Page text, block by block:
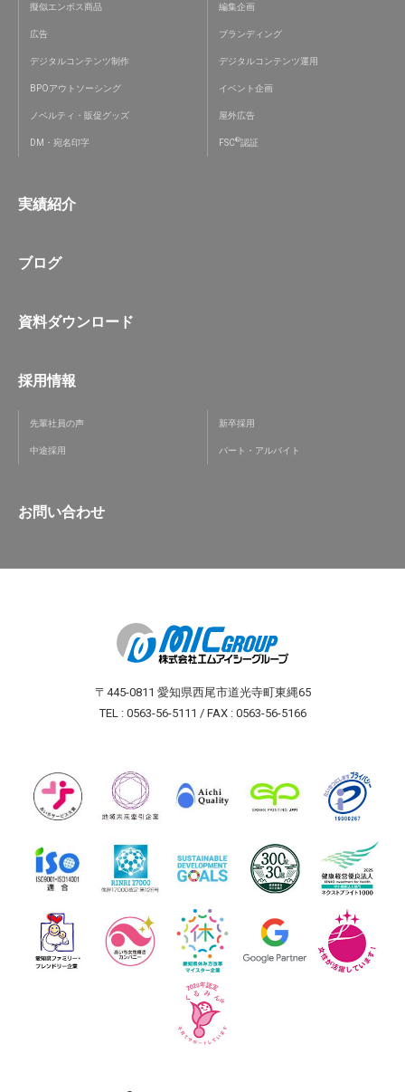
擬似エンボス商品 編集企画
広告 ブランディング
デジタルコンテンツ制作 デジタルコンテンツ運用
BPOアウトソーシング イベント企画
ノベルティ・販促グッズ 屋外広告
DM・宛名印字 FSC®認証
実績紹介
ブログ
資料ダウンロード
採用情報
先輩社員の声 新卒採用
中途採用 パート・アルバイト
お問い合わせ
〒445-0811 愛知県西尾市道光寺町東縄65
TEL : 0563-56-5111 / FAX : 0563-56-5166